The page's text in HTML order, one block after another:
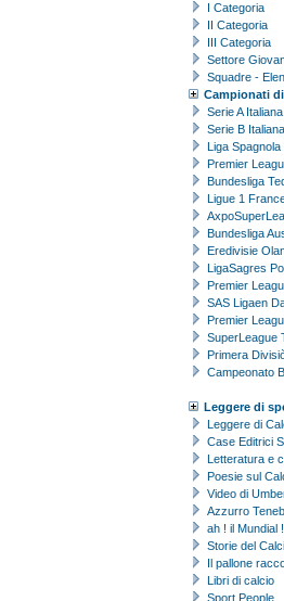
I Categoria
II Categoria
III Categoria
Settore
Squadre -
Campionati
Serie A Italiana
Serie B Italiana
Liga Spagnola
Premier
Bundesliga
Ligue 1
Bundesliga
Eredivisie
LigaSagres
Premier
SAS Ligaen
Premier
SuperLeague
Primera
Campeonato
Leggere di
Leggere di
Case Editrici
Letteratura e
Poesie sul
Video di
Azzurro
ah ! il Mundial
Storie del
Il pallone
Libri di calcio
Sport People